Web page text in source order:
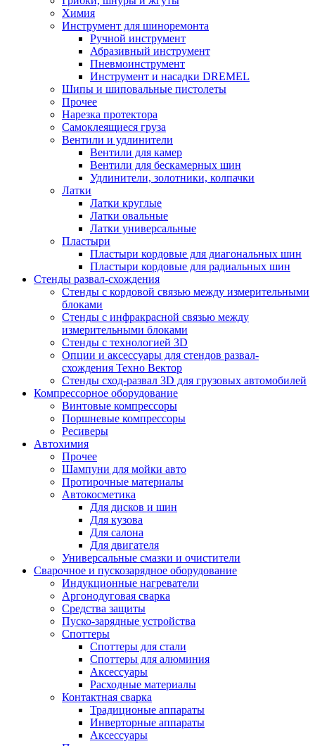
Химия
Инструмент для шиноремонта
Ручной инструмент
Абразивный инструмент
Пневмоинструмент
Инструмент и насадки DREMEL
Шипы и шиповальные пистолеты
Прочее
Нарезка протектора
Самоклеящиеся груза
Вентили и удлинители
Вентили для камер
Вентили для бескамерных шин
Удлинители, золотники, колпачки
Латки
Латки круглые
Латки овальные
Латки универсальные
Пластыри
Пластыри кордовые для диагональных шин
Пластыри кордовые для радиальных шин
Стенды развал-схождения
Стенды с кордовой связью между измерительными
блоками
Стенды с инфракрасной связью между
измерительными блоками
Стенды с технологией 3D
Опции и аксессуары для стендов развал-
схождения Техно Вектор
Стенды сход-развал 3D для грузовых автомобилей
Компрессорное оборудование
Винтовые компрессоры
Поршневые компрессоры
Ресиверы
Автохимия
Прочее
Шампуни для мойки авто
Протирочные материалы
Автокосметика
Для дисков и шин
Для кузова
Для салона
Для двигателя
Универсальные смазки и очистители
Сварочное и пускозарядное оборудование
Индукционные нагреватели
Аргонодуговая сварка
Средства защиты
Пуско-зарядные устройства
Споттеры
Споттеры для стали
Споттеры для алюминия
Аксессуары
Расходные материалы
Контактная сварка
Традиционые аппараты
Инверторные аппараты
Аксессуары